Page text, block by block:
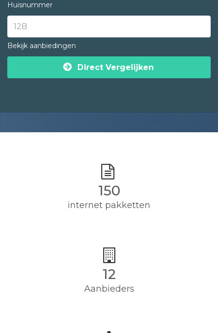
Huisnummer
Bekijk aanbiedingen
Direct Vergelijken
150
internet pakketten
12
Aanbieders